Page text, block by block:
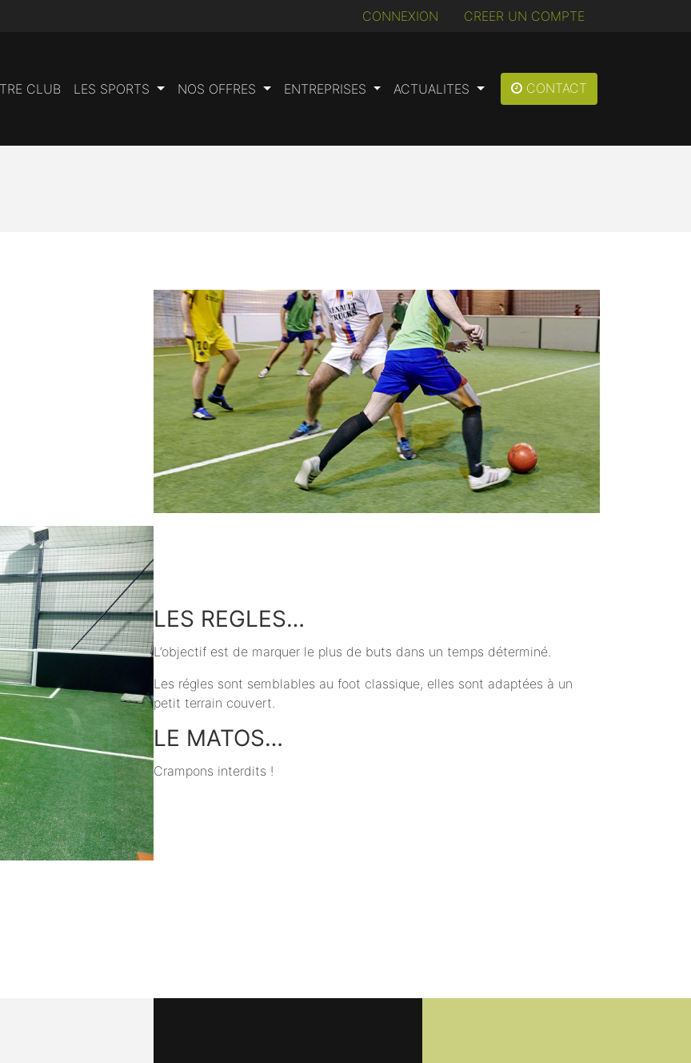
CONNEXION CREER UN COMPTE
CLUB LES SPORTS NOS OFFRES ENTREPRISES ACTUALITES CONTACT
LES REGLES…
L’objectif est de marquer le plus de buts dans un temps déterminé.
Les régles sont semblables au foot classique, elles sont adaptées à un
petit terrain couvert.
LE MATOS…
Crampons interdits !